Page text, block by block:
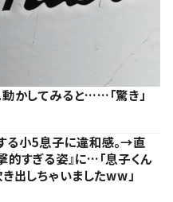
かしてみると……「驚き」
る小5息子に違和感。→直
的すぎる姿』に…「息子くん
出しちゃいましたww」